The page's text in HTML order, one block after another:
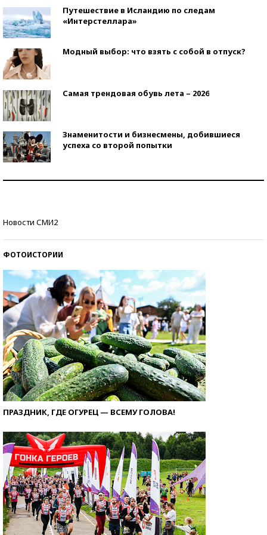
Путешествие в Исландию по следам
«Интерстеллара»
Модный выбор: что взять с собой в отпуск?
Самая трендовая обувь лета – 2026
Знаменитости и бизнесмены, добившиеся
успеха со второй попытки
Новости СМИ2
ФОТОИСТОРИИ
ПРАЗДНИК, ГДЕ ОГУРЕЦ — ВСЕМУ ГОЛОВА!